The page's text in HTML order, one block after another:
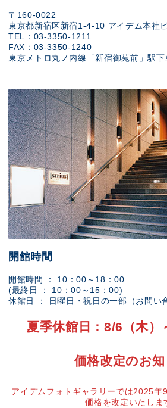
〒160-0022
東京都新宿区新宿1-4-10 アイデム本社
TEL：03-3350-1211
FAX：03-3350-1240
東京メトロ丸ノ内線「新宿御苑前」駅下
開館時間
開館時間 ： 10：00～18：00
(最終日 ： 10：00～15：00)
休館日 ： 日曜日・祝日の一部（お問い
夏季休館日：8/6（木）
価格改定のお
アイデムフォトギャラリーでは2025年
価格を改定いたしま